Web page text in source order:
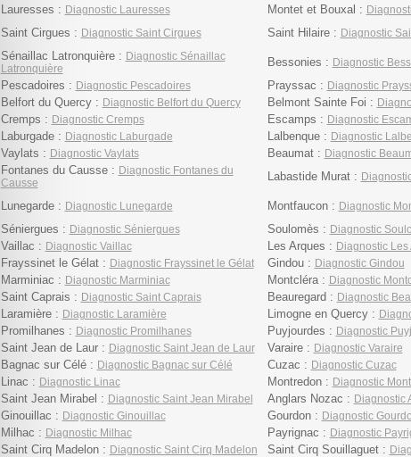
Lauresses : Diagnostic Lauresses Montet et Bouxal :
Saint Cirgues : Diagnostic Saint Cirgues Saint Hilaire : Diagnostic
Sénaillac Latronquière : Diagnostic Sénaillac
Latronquière
Bessonies : Diagnostic
Pescadoires : Diagnostic Pescadoires Prayssac : Diagnostic
Belfort du Quercy : Diagnostic Belfort du Quercy Belmont Sainte Foi :
Cremps : Diagnostic Cremps Escamps : Diagnostic
Laburgade : Diagnostic Laburgade Lalbenque : Diagnostic
Vaylats : Diagnostic Vaylats Beaumat : Diagnostic
Fontanes du Causse : Diagnostic Fontanes du
Causse
Labastide Murat :
Lunegarde : Diagnostic Lunegarde Montfaucon : Diagnostic
Séniergues : Diagnostic Séniergues Soulomès : Diagnostic
Vaillac : Diagnostic Vaillac Les Arques : Diagnostic Les
Frayssinet le Gélat : Diagnostic Frayssinet le Gélat Gindou : Diagnostic Gindou
Marminiac : Diagnostic Marminiac Montcléra : Diagnostic
Saint Caprais : Diagnostic Saint Caprais Beauregard : Diagnostic
Laramière : Diagnostic Laramière Limogne en Quercy :
Promilhanes : Diagnostic Promilhanes Puyjourdes : Diagnostic
Saint Jean de Laur : Diagnostic Saint Jean de Laur Varaire : Diagnostic Varaire
Bagnac sur Célé : Diagnostic Bagnac sur Célé Cuzac : Diagnostic Cuzac
Linac : Diagnostic Linac Montredon : Diagnostic
Saint Jean Mirabel : Diagnostic Saint Jean Mirabel Anglars Nozac : Diagnostic
Ginouillac : Diagnostic Ginouillac Gourdon : Diagnostic
Milhac : Diagnostic Milhac Payrignac : Diagnostic
Saint Cirq Madelon : Diagnostic Saint Cirq Madelon Saint Cirq Souillaguet :